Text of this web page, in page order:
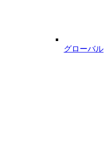
グローバル